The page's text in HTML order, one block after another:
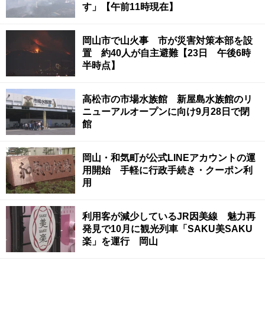
す」【午前11時現在】
岡山市で山火事 市が災害対策本部を設
置 約40人が自主避難【23日 午後6時
半時点】
高松市の市場水族館 新屋島水族館のリ
ニューアルオープンに向け9月28日で閉
館
岡山・和気町が公式LINEアカウントの運
用開始 手軽に行政手続き・クーポン利
用
利用客が減少しているJR因美線 魅力再
発見で10月に観光列車「SAKU美SAKU
楽」を運行 岡山